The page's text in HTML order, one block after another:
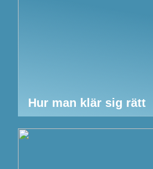
Hur man klär sig rätt